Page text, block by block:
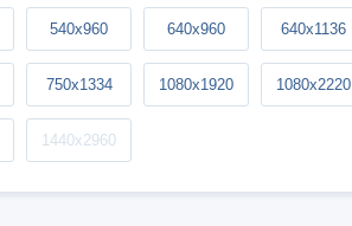
540x960 640x960 640x1136
750x1334 1080x1920 1080x2220
1440x2960